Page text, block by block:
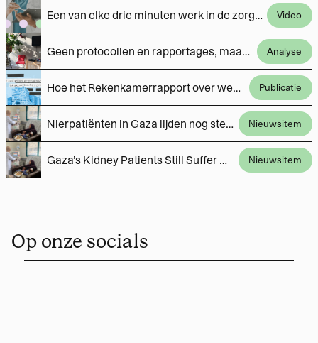
Een van elke drie minuten werk in de zorg naar administratie. Wat gaat er mis? Video
Geen protocollen en rapportages, maar fietstochtjes met cliënten. ‘Hoe mooi is dat, dat dat nu kan?’ Analyse
Hoe het Rekenkamerrapport over wensen en zorgen van Overvechters in een la belandde Publicatie
Nierpatiënten in Gaza lijden nog steeds dagelijks onder door Israël opgelegde tekorten Nieuwsitem
Gaza’s Kidney Patients Still Suffer Daily Under Israeli-Imposed Shortages Nieuwsitem
Op onze socials